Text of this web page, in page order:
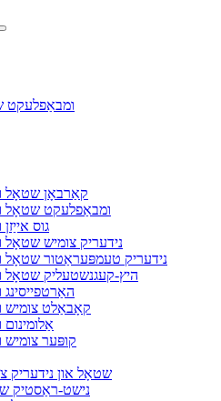
ומבאַפלעקט
קאַרבאָן שטאָל
ומבאַפלעקט שטאָל
גוס
נידעריק צומיש שטאָל
נידעריק טעמפּעראַטור שטאָל
היץ-קעגנשטעליק שטאָל
קאָבאַלט צומיש
קופּער צומיש
שטאָל און נידעריק
נישט-ראַסטיק